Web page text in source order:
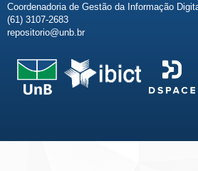
Coordenadoria de Gestão da Informação
(61) 3107-2683
repositorio@unb.br